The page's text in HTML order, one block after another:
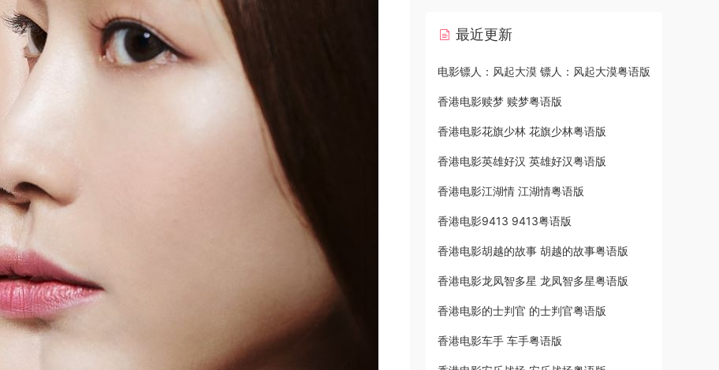
最近更新
电影镖人：风起大漠 镖人：风起大漠粤语版
香港电影赎梦 赎梦粤语版
香港电影花旗少林 花旗少林粤语版
香港电影英雄好汉 英雄好汉粤语版
香港电影江湖情 江湖情粤语版
香港电影9413 9413粤语版
香港电影胡越的故事 胡越的故事粤语版
香港电影龙凤智多星 龙凤智多星粤语版
香港电影的士判官 的士判官粤语版
香港电影车手 车手粤语版